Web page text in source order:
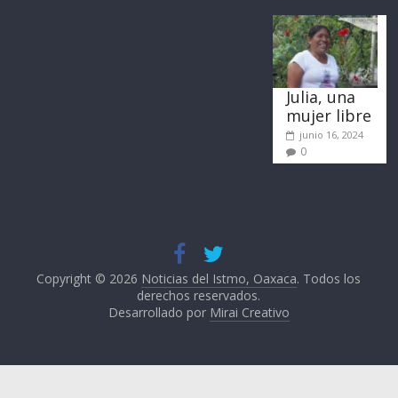
Julia, una
mujer libre
junio 16, 2024
0
Copyright © 2026 Noticias del Istmo, Oaxaca. Todos los
derechos reservados.
Desarrollado por Mirai Creativo